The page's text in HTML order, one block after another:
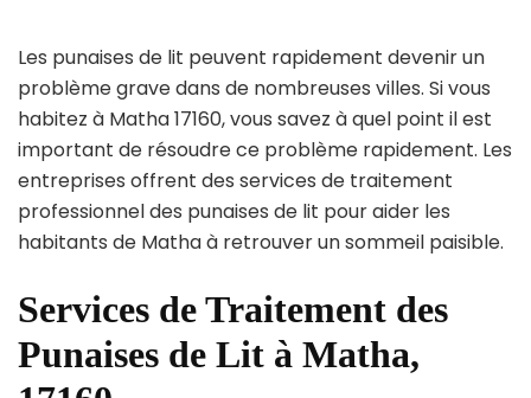
Les punaises de lit peuvent rapidement devenir un
problème grave dans de nombreuses villes. Si vous
habitez à Matha 17160, vous savez à quel point il est
important de résoudre ce problème rapidement. Les
entreprises offrent des services de traitement
professionnel des punaises de lit pour aider les
habitants de Matha à retrouver un sommeil paisible.
Services de Traitement des
Punaises de Lit à Matha,